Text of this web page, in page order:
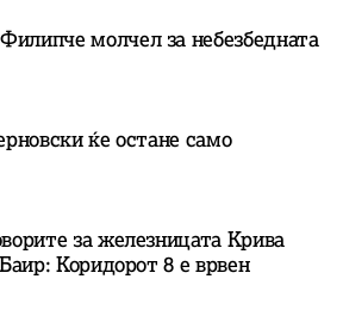
молчел за небезбедната
ќе остане само
за железницата Крива
Коридорот 8 е врвен